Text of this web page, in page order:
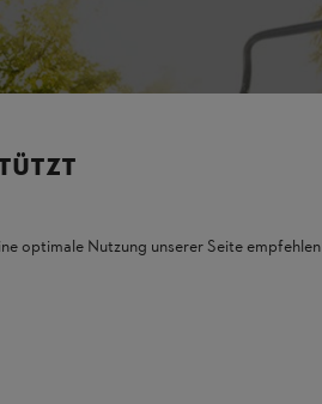
optimale Nutzung unserer Seite empfehlen